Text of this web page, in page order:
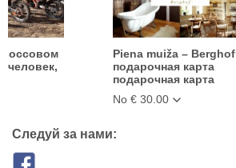
человек,
Piena muiža – Berghof
подарочная карта
подарочная карта
No € 30.00
Следуй за нами: